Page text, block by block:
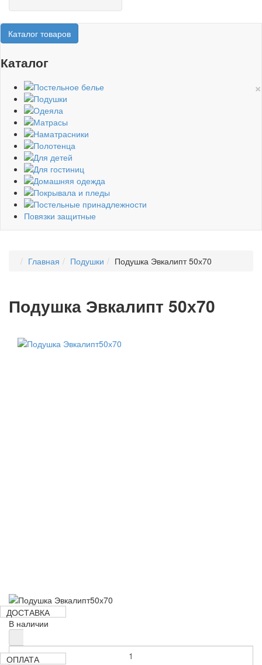
Каталог товаров
Каталог
×
Постельное белье
Подушки
Одеяла
Матрасы
Наматрасники
Полотенца
Для детей
Для гостиниц
Домашняя одежда
Покрывала и пледы
Постельные принадлежности
Повязки защитные
Главная Подушки Подушка Эвкалипт 50х70
Подушка Эвкалипт 50х70
490 руб
В наличии
ДОСТАВКА
ОПЛАТА